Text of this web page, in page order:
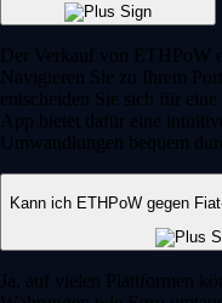
Der Verkauf von ETHPoW
Navigieren Sie zu Ihrem
entscheiden Sie sich für
App bietet dafür eine
Umwandlungen bequem
Kann ich ETHPoW gegen
Ja, auf vielen Plattformen